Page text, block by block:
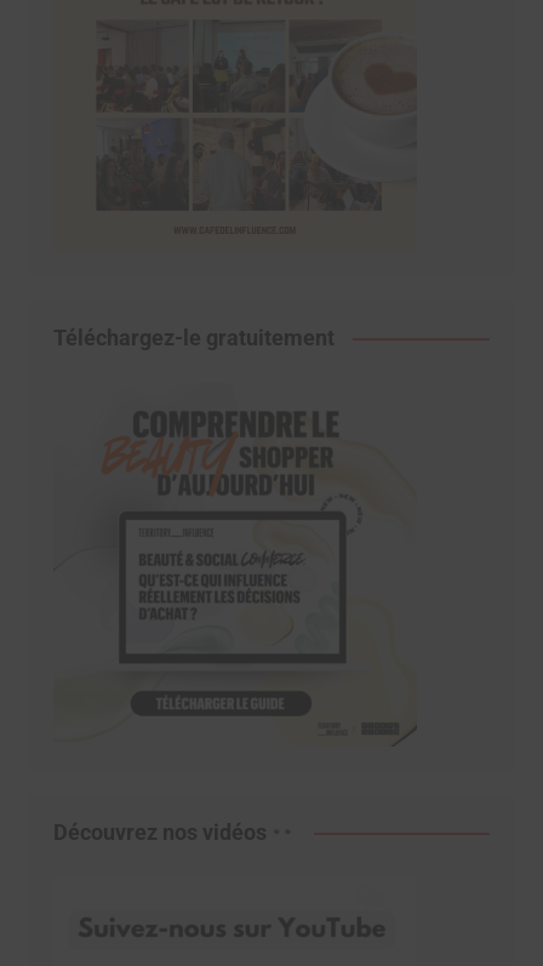
Téléchargez-le gratuitement
Découvrez nos vidéos